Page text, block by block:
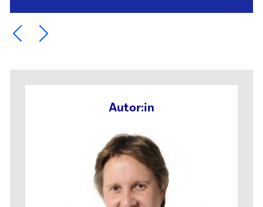
Ein Element zurück blättern
Ein Element weiter blättern
Autor:in